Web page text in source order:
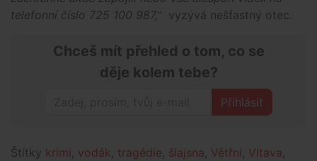
telefonní číslo 725 100 987," vyzývá nešťastný otec.
Chceš mít přehled o tom, co se
děje kolem tebe?
Přihlásit
Štítky krimi vodák tragédie šlajsna Větřní Vltava